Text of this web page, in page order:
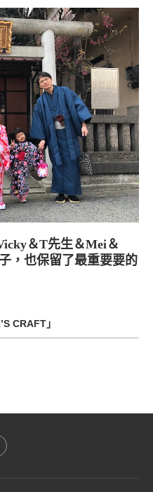
＆T先生＆Mei＆
，也保留了最重要要的
CRAFT」